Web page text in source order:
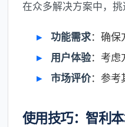
在众多解决方案中，挑
功能需求：确保
用户体验：考虑
市场评价：参考
使用技巧：智利